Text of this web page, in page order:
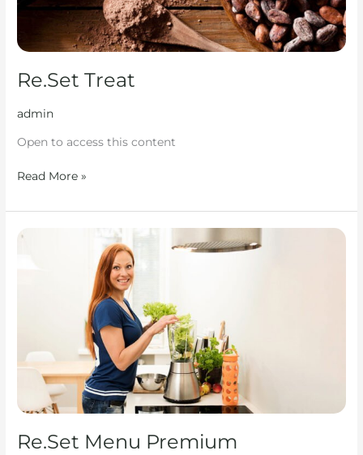
Re.Set Treat
admin
Open to access this content
Read More »
Re.Set Menu Premium
Re.Set